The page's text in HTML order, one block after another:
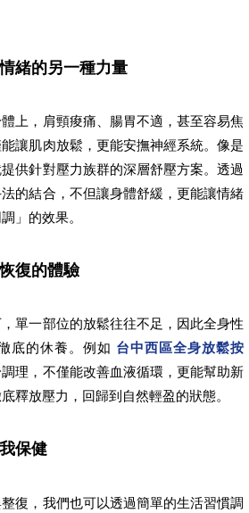
緒的另一種力量
上，肩頸痠痛、腸胃不適，甚至容易焦
讓肌肉放鬆，更能安撫神經系統。像是
提供針對壓力族群的深層舒壓方案。透過
的結合，不但讓身體舒緩，更能讓情緒
」的效果。
復的體驗
單一部位的放鬆往往不足，因此全身性
底的休養。例如 台中西區全身放鬆按
調理，不僅能改善血液循環，更能幫助新
釋放壓力，回歸到自然輕盈的狀態。
保健
復，我們也可以透過簡單的生活習慣調